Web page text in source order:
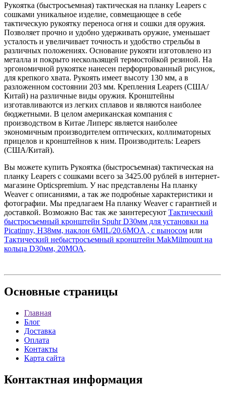
Рукоятка (быстросъемная) тактическая на планку Leapers с
сошками уникальное изделие, совмещающее в себе
тактическую рукоятку переноса огня и сошки для оружия.
Позволяет прочно и удобно удерживать оружие, уменьшает
усталость и увеличивает точность и удобство стрельбы в
различных положениях. Основание рукояти изготовлено из
металла и покрыто нескользящей термостойкой резиной. На
эргономичной рукоятке нанесен перфорированный рисунок,
для крепкого хвата. Рукоять имеет высоту 130 мм, а в
разложенном состоянии 203 мм. Крепления Leapers (США/
Китай) на различные виды оружия. Кронштейны
изготавливаются из легких сплавов и являются наиболее
бюджетными. В целом американская компания с
производством в Китае Липерс является наиболее
экономичным производителем оптических, коллиматорных
прицелов и кронштейнов к ним. Производитель: Leapers
(США/Китай).
Вы можете купить Рукоятка (быстросъемная) тактическая на
планку Leapers с сошками всего за 3425.00 рублей в интернет-
магазине Opticspremium. У нас представлены На планку
Weaver с описаниями, а так же подробные характеристики и
фотографии. Мы предлагаем На планку Weaver с гарантией и
доставкой. Возможно Вас так же заинтересуют Тактический
быстросъемный кронштейн Spuhr D30мм для установки на
Picatinny, H38мм, наклон 6MIL/20.6MOA , с выносом или
Тактический небыстросъемный кронштейн MakMilmount на
кольца D30мм, 20МОА.
Основные страницы
Главная
Блог
Доставка
Оплата
Контакты
Карта сайта
Контактная информация